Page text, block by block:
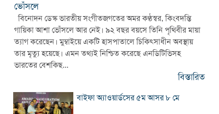
ভোঁসলে
বিনোদন ডেস্ক ভারতীয় সংগীতজগতের অমর কণ্ঠস্বর, কিংবদন্তি
গায়িকা আশা ভোঁসলে আর নেই। ৯২ বছর বয়সে তিনি পৃথিবীর মায়া
ত্যাগ করেছেন। মুম্বাইয়ে একটি হাসপাতালে চিকিৎসাধীন অবস্থায়
তার মৃত্যু হয়েছে। এমন তথ্যই নিশ্চিত করেছে এনডিটিভিসহ
ভারতের বেশকিছ...
বিস্তারিত
বাইফা অ্যাওয়ার্ডসের ৫ম আসর ৮ মে